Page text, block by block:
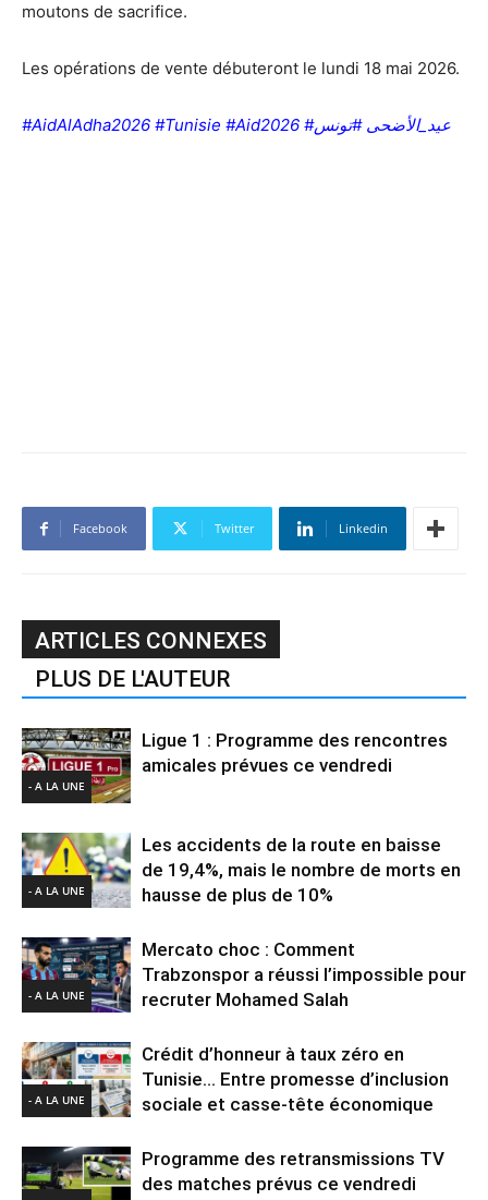
moutons de sacrifice.
Les opérations de vente débuteront le lundi 18 mai 2026.
#AidAlAdha2026 #Tunisie #Aid2026 #عيد_الأضحى #تونس
Facebook Twitter Linkedin
ARTICLES CONNEXES
PLUS DE L'AUTEUR
- A LA UNE
Ligue 1 : Programme des rencontres
amicales prévues ce vendredi
- A LA UNE
Les accidents de la route en baisse
de 19,4%, mais le nombre de morts en
hausse de plus de 10%
- A LA UNE
Mercato choc : Comment
Trabzonspor a réussi l’impossible pour
recruter Mohamed Salah
- A LA UNE
Crédit d’honneur à taux zéro en
Tunisie… Entre promesse d’inclusion
sociale et casse-tête économique
Programme des retransmissions TV
des matches prévus ce vendredi